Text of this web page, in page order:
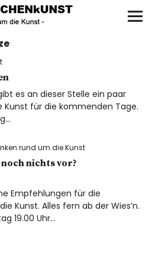
SACHEN
es an dieser Stelle ein paar
Kunst für die kommenden Tage.
rund um die Kunst
noch nichts vor?
Empfehlungen für die
Kunst. Alles fern ab der Wies’n.
19.00 Uhr…